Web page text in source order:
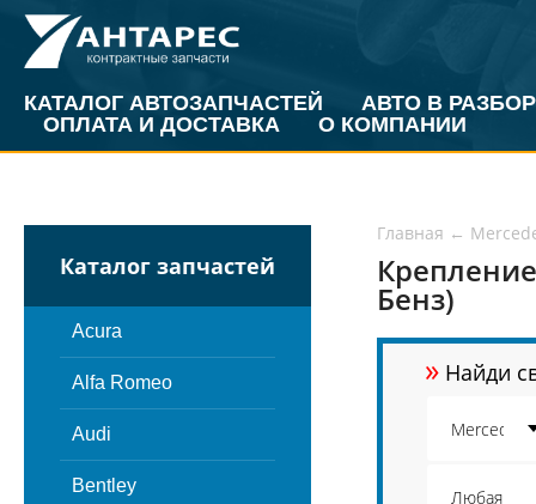
КАТАЛОГ АВТОЗАПЧАСТЕЙ
АВТО В РАЗБОР
ОПЛАТА И ДОСТАВКА
О КОМПАНИИ
Каталог запчастей
Acura
Alfa Romeo
Audi
Bentley
Главная ←
Бенз)
» Найди